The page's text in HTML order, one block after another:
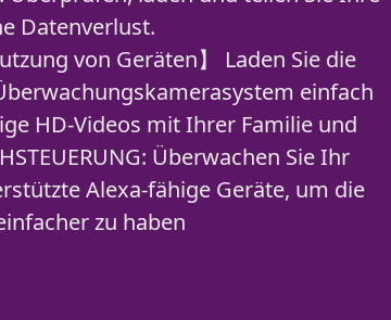
Datenverlust.
von Geräten】 Laden Sie die
einfach
HD-Videos mit Ihrer Familie und
Überwachen Sie Ihr
Alexa-fähige Geräte, um die
zu haben